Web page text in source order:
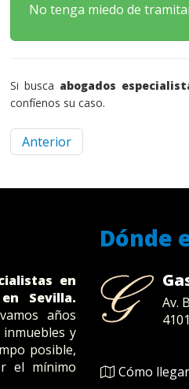
No tenga miedo de
Si busca abogados
confíenos su caso.
Anterior
en
en Sevilla.
años
y
posible,
el mínimo
Dónde
Av.
Cómo